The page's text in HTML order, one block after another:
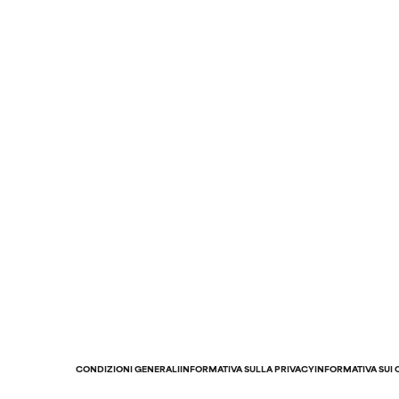
CONDIZIONI GENERALIINFORMATIVA SULLA PRIVACYINFORMATIVA SUI